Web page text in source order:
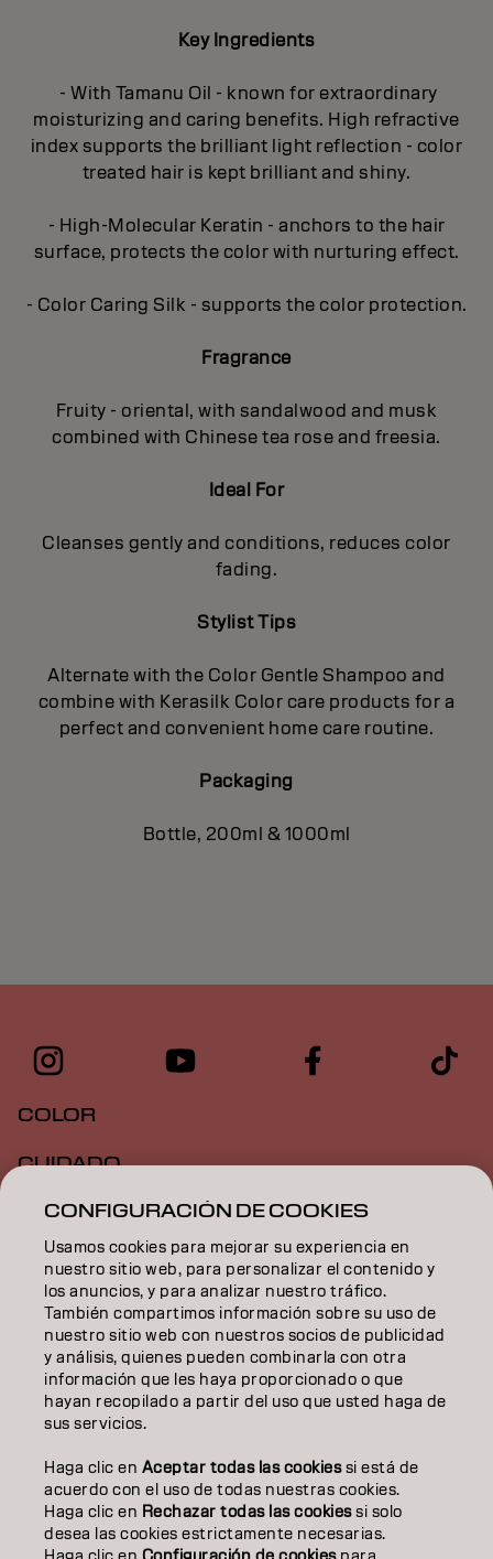
Key Ingredients
- With Tamanu Oil - known for extraordinary
moisturizing and caring benefits. High refractive
index supports the brilliant light reflection - color
treated hair is kept brilliant and shiny.
- High-Molecular Keratin - anchors to the hair
surface, protects the color with nurturing effect.
- Color Caring Silk - supports the color protection.
Fragrance
Fruity - oriental, with sandalwood and musk
combined with Chinese tea rose and freesia.
Ideal For
Cleanses gently and conditions, reduces color
fading.
Stylist Tips
Alternate with the Color Gentle Shampoo and
combine with Kerasilk Color care products for a
perfect and convenient home care routine.
Packaging
Bottle, 200ml & 1000ml
COLOR
CUIDADO
TEXTURA
STYLING
INSPIRACIÓN
EDUCACIÓN
SOBRE NOSOTROS
CONTACTO
Aviso legalPolítica de privacidadPolítica de cookies
CONFIGURACIÓN DE COOKIES
Usamos cookies para mejorar su experiencia en
nuestro sitio web, para personalizar el contenido y
los anuncios, y para analizar nuestro tráfico.
También compartimos información sobre su uso de
nuestro sitio web con nuestros socios de publicidad
y análisis, quienes pueden combinarla con otra
información que les haya proporcionado o que
hayan recopilado a partir del uso que usted haga de
sus servicios.
Haga clic en Aceptar todas las cookiessi está de
acuerdo con el uso de todas nuestras cookies.
Haga clic en Rechazar todas las cookiessi solo
desea las cookies estrictamente necesarias.